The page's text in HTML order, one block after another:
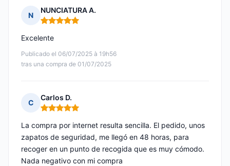
N
NUNCIATURA A.
Nota: 5 de 5
Publicado el 06/07/2025 à 19h56
tras una compra de 01/07/2025
Excelente
C
Carlos D.
Nota: 5 de 5
La compra por internet resulta sencilla. El pedido, unos
zapatos de seguridad, me llegó en 48 horas, para
recoger en un punto de recogida que es muy cómodo.
Nada negativo con mi compra